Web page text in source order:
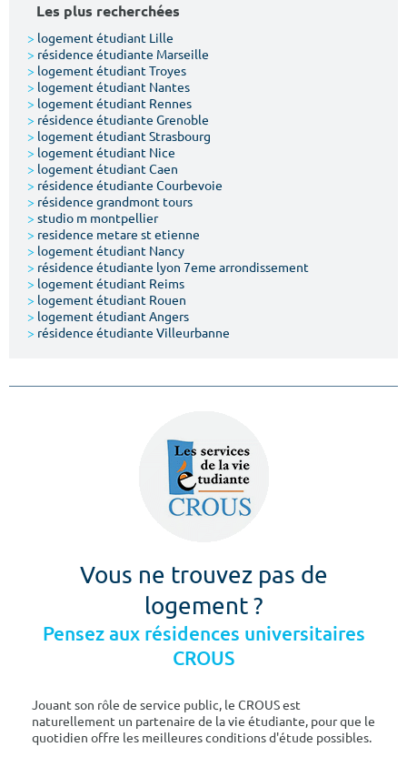
Type de location
Votre date d'entrée
Les plus recherchées
> logement étudiant Lille
> résidence étudiante Marseille
> logement étudiant Troyes
> logement étudiant Nantes
> logement étudiant Rennes
> résidence étudiante Grenoble
> logement étudiant Strasbourg
> logement étudiant Nice
> logement étudiant Caen
> résidence étudiante Courbevoie
> résidence grandmont tours
> studio m montpellier
> residence metare st etienne
> logement étudiant Nancy
> résidence étudiante lyon 7eme arrondissement
> logement étudiant Reims
> logement étudiant Rouen
> logement étudiant Angers
> résidence étudiante Villeurbanne
Vous ne trouvez pas de
logement ?
Pensez aux résidences universitaires
CROUS
Jouant son rôle de service public, le CROUS est
naturellement un partenaire de la vie étudiante, pour que le
quotidien offre les meilleures conditions d'étude possibles.